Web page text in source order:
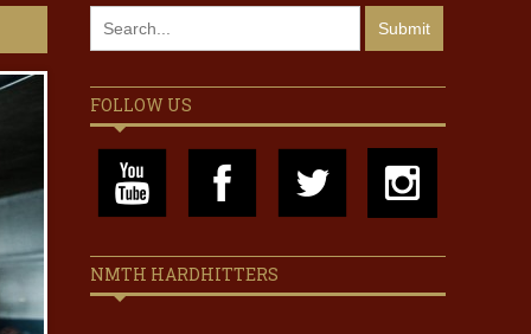
FOLLOW US
NMTH HARDHITTERS